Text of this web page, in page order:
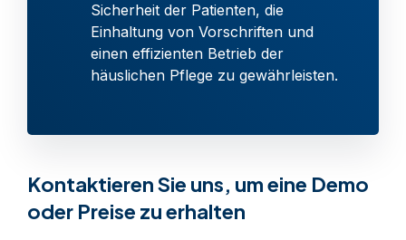
Sicherheit der Patienten, die
Einhaltung von Vorschriften und
einen effizienten Betrieb der
häuslichen Pflege zu gewährleisten.
Kontaktieren Sie uns, um eine Demo
oder Preise zu erhalten